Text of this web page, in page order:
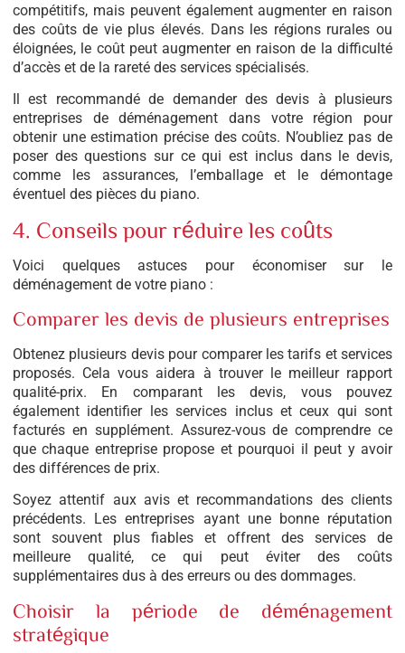
compétitifs, mais peuvent également augmenter en raison
des coûts de vie plus élevés. Dans les régions rurales ou
éloignées, le coût peut augmenter en raison de la difficulté
d’accès et de la rareté des services spécialisés.
Il est recommandé de demander des devis à plusieurs
entreprises de déménagement dans votre région pour
obtenir une estimation précise des coûts. N’oubliez pas de
poser des questions sur ce qui est inclus dans le devis,
comme les assurances, l’emballage et le démontage
éventuel des pièces du piano.
4. Conseils pour réduire les coûts
Voici quelques astuces pour économiser sur le
déménagement de votre piano :
Comparer les devis de plusieurs entreprises
Obtenez plusieurs devis pour comparer les tarifs et services
proposés. Cela vous aidera à trouver le meilleur rapport
qualité-prix. En comparant les devis, vous pouvez
également identifier les services inclus et ceux qui sont
facturés en supplément. Assurez-vous de comprendre ce
que chaque entreprise propose et pourquoi il peut y avoir
des différences de prix.
Soyez attentif aux avis et recommandations des clients
précédents. Les entreprises ayant une bonne réputation
sont souvent plus fiables et offrent des services de
meilleure qualité, ce qui peut éviter des coûts
supplémentaires dus à des erreurs ou des dommages.
Choisir la période de déménagement
stratégique